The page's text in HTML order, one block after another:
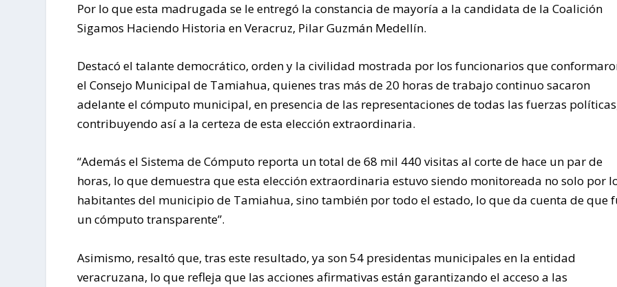
Por lo que esta madrugada se le entregó la constancia de mayoría a la candidata de la Coalición
Sigamos Haciendo Historia en Veracruz, Pilar Guzmán Medellín.
Destacó el talante democrático, orden y la civilidad mostrada por los funcionarios que
el Consejo Municipal de Tamiahua, quienes tras más de 20 horas de trabajo continuo sacaron
adelante el cómputo municipal, en presencia de las representaciones de todas las fuerzas
contribuyendo así a la certeza de esta elección extraordinaria.
“Además el Sistema de Cómputo reporta un total de 68 mil 440 visitas al corte de hace un par de
horas, lo que demuestra que esta elección extraordinaria estuvo siendo monitoreada no solo por
habitantes del municipio de Tamiahua, sino también por todo el estado, lo que da cuenta de que
un cómputo transparente”.
Asimismo, resaltó que, tras este resultado, ya son 54 presidentas municipales en la entidad
veracruzana, lo que refleja que las acciones afirmativas están garantizando el acceso a las